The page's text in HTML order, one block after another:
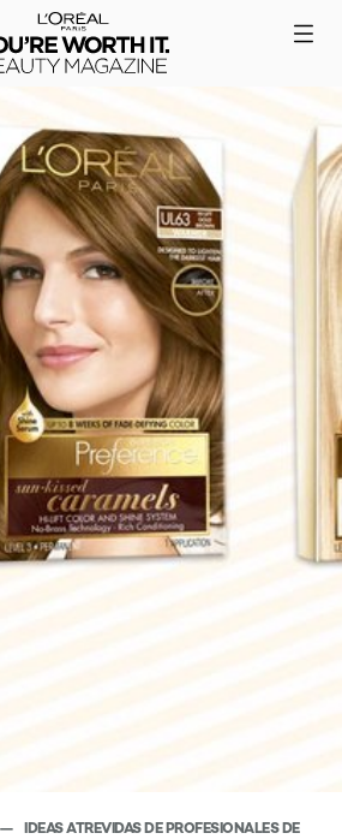
NOVEDADES.
IDEAS ATREVIDAS DE PROFESIONALES DE